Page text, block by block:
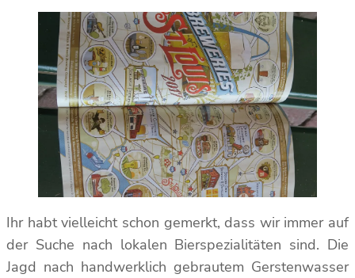
Ihr habt vielleicht schon gemerkt, dass wir immer auf
der Suche nach lokalen Bierspezialitäten sind. Die
Jagd nach handwerklich gebrautem Gerstenwasser